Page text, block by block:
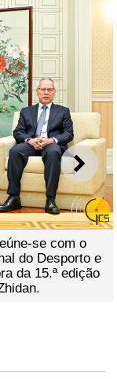
se com o
do Desporto e
da 15.ª edição